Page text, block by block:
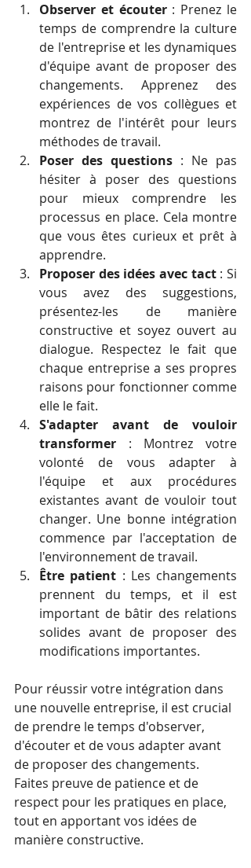
Observer et écouter : Prenez le
temps de comprendre la culture
de l'entreprise et les dynamiques
d'équipe avant de proposer des
changements. Apprenez des
expériences de vos collègues et
montrez de l'intérêt pour leurs
méthodes de travail.
Poser des questions : Ne pas
hésiter à poser des questions
pour mieux comprendre les
processus en place. Cela montre
que vous êtes curieux et prêt à
apprendre.
Proposer des idées avec tact : Si
vous avez des suggestions,
présentez-les de manière
constructive et soyez ouvert au
dialogue. Respectez le fait que
chaque entreprise a ses propres
raisons pour fonctionner comme
elle le fait.
S'adapter avant de vouloir
transformer : Montrez votre
volonté de vous adapter à
l'équipe et aux procédures
existantes avant de vouloir tout
changer. Une bonne intégration
commence par l'acceptation de
l'environnement de travail.
Être patient : Les changements
prennent du temps, et il est
important de bâtir des relations
solides avant de proposer des
modifications importantes.
Pour réussir votre intégration dans
une nouvelle entreprise, il est crucial
de prendre le temps d'observer,
d'écouter et de vous adapter avant
de proposer des changements.
Faites preuve de patience et de
respect pour les pratiques en place,
tout en apportant vos idées de
manière constructive.